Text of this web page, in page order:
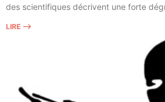
des scien­ti­fiques décrivent une forte
LIRE ⟶